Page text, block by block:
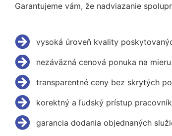
Garantujeme vám, že nadviazanie
vysoká úroveň kvality
nezáväzná cenová ponuka na mieru
transparentné ceny bez skrytých
korektný a ľudský prístup
garancia dodania objednaných